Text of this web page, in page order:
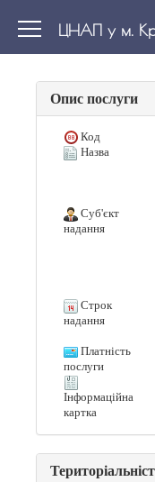
ЦНАП у м.
Опис послуги
Код
Назва
Суб'єкт
надання
Строк
надання
Платність
послуги
Інформаційна
картка